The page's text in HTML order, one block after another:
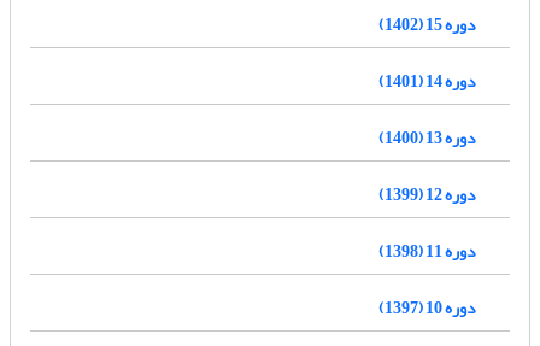
دوره 15 (1402)
دوره 14 (1401)
دوره 13 (1400)
دوره 12 (1399)
دوره 11 (1398)
دوره 10 (1397)